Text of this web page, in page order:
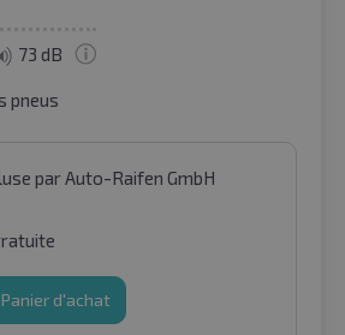
73 dB
pneus
par Auto-Raifen GmbH
Panier d'achat